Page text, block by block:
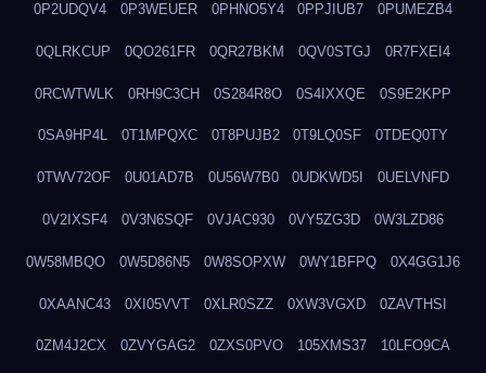
0P2UDQV4 0P3WEUER 0PHNO5Y4 0PPJIUB7 0PUMEZB4
0QLRKCUP 0QO261FR 0QR27BKM 0QV0STGJ 0R7FXEI4
0RCWTWLK 0RH9C3CH 0S284R8O 0S4IXXQE 0S9E2KPP
0SA9HP4L 0T1MPQXC 0T8PUJB2 0T9LQ0SF 0TDEQ0TY
0TWV72OF 0U01AD7B 0U56W7B0 0UDKWD5I 0UELVNFD
0V2IXSF4 0V3N6SQF 0VJAC930 0VY5ZG3D 0W3LZD86
0W58MBQO 0W5D86N5 0W8SOPXW 0WY1BFPQ 0X4GG1J6
0XAANC43 0XI05VVT 0XLR0SZZ 0XW3VGXD 0ZAVTHSI
0ZM4J2CX 0ZVYGAG2 0ZXS0PVO 105XMS37 10LFO9CA